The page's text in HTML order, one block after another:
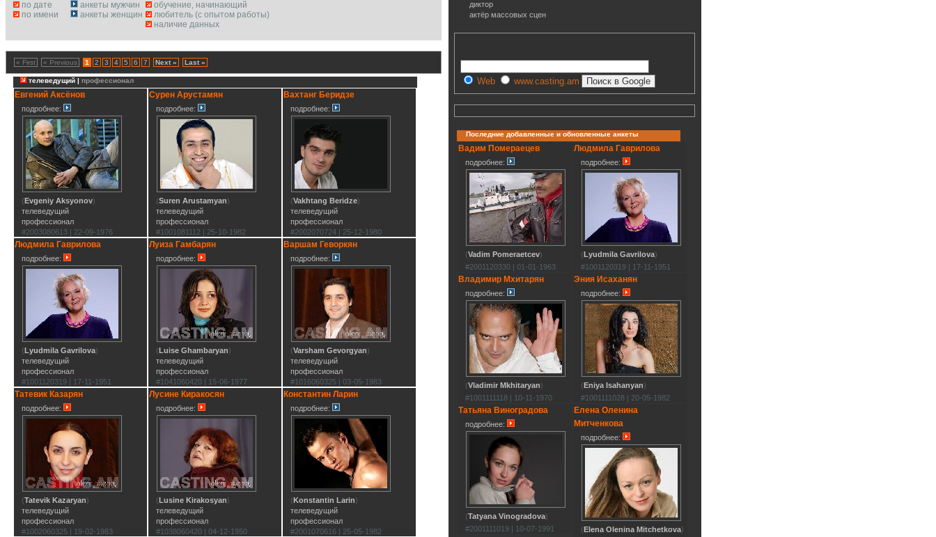
по дате
по имени
анкеты мужчин
анкеты женщин
обучение, начинающий
любитель (с опытом работы)
наличие данных
« First « Previous 1 2 3 4 5 6 7 Next » Last »
телеведущий | профессионал
Евгений Аксёнов
подробнее:
(Evgeniy Aksyonov)
телеведущий
профессионал
#2003080613 | 22-09-1976
Сурен Арустамян
подробнее:
(Suren Arustamyan)
телеведущий
профессионал
#1001081112 | 25-10-1982
Вахтанг Беридзе
подробнее:
(Vakhtang Beridze)
телеведущий
профессионал
#2002070724 | 25-12-1980
Людмила Гаврилова
подробнее:
(Lyudmila Gavrilova)
телеведущий
профессионал
#1001120319 | 17-11-1951
Луиза Гамбарян
подробнее:
(Luise Ghambaryan)
телеведущий
профессионал
#1041060420 | 15-06-1977
Варшам Геворкян
подробнее:
(Varsham Gevorgyan)
телеведущий
профессионал
#1016060325 | 03-05-1983
Татевик Казарян
подробнее:
(Tatevik Kazaryan)
телеведущий
профессионал
#1002060325 | 19-02-1983
Лусине Киракосян
подробнее:
(Lusine Kirakosyan)
телеведущий
профессионал
#1038060420 | 04-12-1950
Константин Ларин
подробнее:
(Konstantin Larin)
телеведущий
профессионал
#2001070616 | 25-05-1982
диктор
актёр массовых сцен
Web www.casting.am
Последние добавленные и обновленные анкеты
Вадим Помераецев
подробнее:
(Vadim Pomeraetcev)
#2001120330 | 01-01-1963
Людмила Гаврилова
подробнее:
(Lyudmila Gavrilova)
#1001120319 | 17-11-1951
Владимир Мхитарян
подробнее:
(Vladimir Mkhitaryan)
#1001111118 | 10-11-1970
Эния Исаханян
подробнее:
(Eniya Isahanyan)
#1001111028 | 20-05-1982
Татьяна Виноградова
подробнее:
(Tatyana Vinogradova)
#2001111019 | 10-07-1991
Елена Оленина
Митченкова
подробнее:
(Elena Olenina Mitchetkova)